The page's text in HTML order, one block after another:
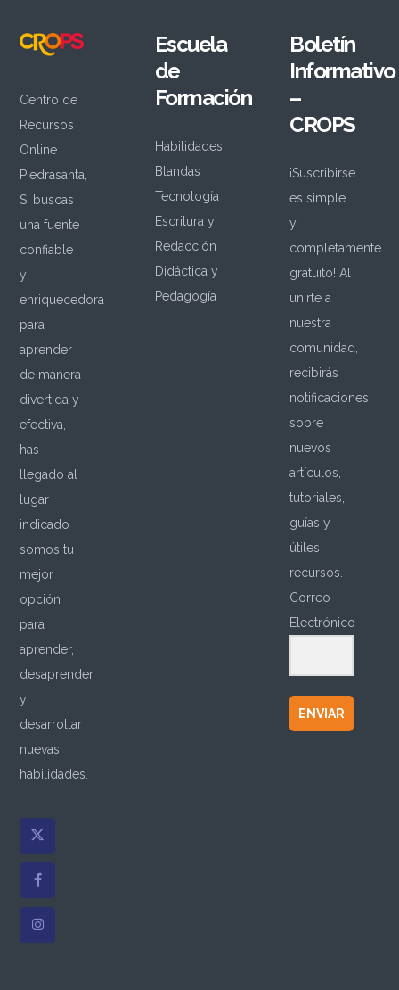
Centro de
Recursos
Online
Piedrasanta,
Si buscas
una fuente
confiable
y
enriquecedora
para
aprender
de manera
divertida y
efectiva,
has
llegado al
lugar
indicado
somos tu
mejor
opción
para
aprender,
desaprender
y
desarrollar
nuevas
habilidades.
Escuela
de
Formación
Habilidades
Blandas
Tecnología
Escritura y
Redacción
Didáctica y
Pedagogía
Boletín
Informativo
–
CROPS
¡Suscribirse
es simple
y
completamente
gratuito! Al
unirte a
nuestra
comunidad,
recibirás
notificaciones
sobre
nuevos
artículos,
tutoriales,
guías y
útiles
recursos.
Correo
Electrónico
ENVIAR